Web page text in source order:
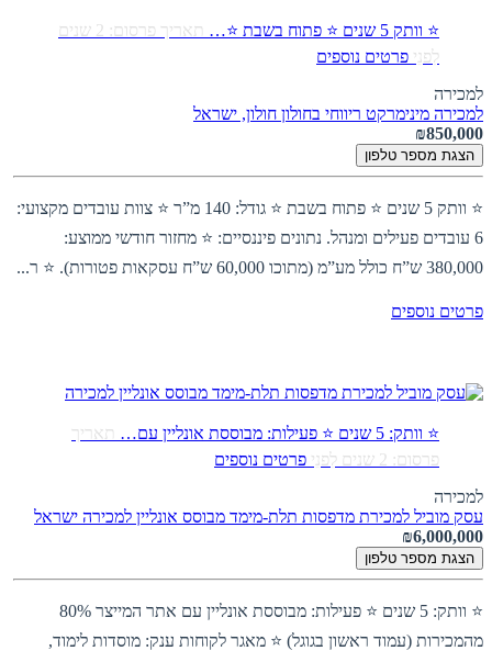
⭐ וותק 5 שנים ⭐ פתוח בשבת ⭐…
תאריך פרסום: 2 שנים
לִפנֵי פרטים נוספים
למכירה
למכירה מינימרקט ריווחי בחולון חולון, ישראל
₪850,000
הצגת מספר טלפון
⭐ וותק 5 שנים ⭐ פתוח בשבת ⭐ גודל: 140 מ”ר ⭐ צוות עובדים מקצועי:
6 עובדים פעילים ומנהל. נתונים פיננסיים: ⭐ מחזור חודשי ממוצע:
380,000 ש”ח כולל מע”מ (מתוכו 60,000 ש”ח עסקאות פטורות). ⭐ ר...
פרטים נוספים
⭐ וותק: 5 שנים ⭐ פעילות: מבוססת אונליין עם…
תאריך
פרסום: 2 שנים לִפנֵי
פרטים נוספים
למכירה
עסק מוביל למכירת מדפסות תלת-מימד מבוסס אונליין למכירה ישראל
₪6,000,000
הצגת מספר טלפון
⭐ וותק: 5 שנים ⭐ פעילות: מבוססת אונליין עם אתר המייצר 80%
מהמכירות (עמוד ראשון בגוגל) ⭐ מאגר לקוחות ענק: מוסדות לימוד,